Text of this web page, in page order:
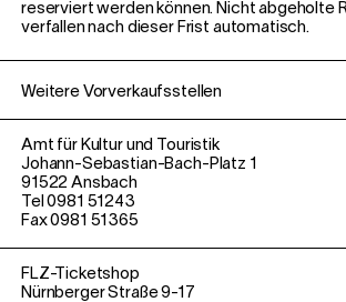
reserviert werden können. Nicht abgeholte
verfallen nach dieser Frist automatisch.
Weitere Vorverkaufsstellen
Amt für Kultur und Touristik
Johann-Sebastian-Bach-Platz 1
91522 Ansbach
Tel 0981 51243
Fax 0981 51365
FLZ-Ticketshop
Nürnberger Straße 9-17